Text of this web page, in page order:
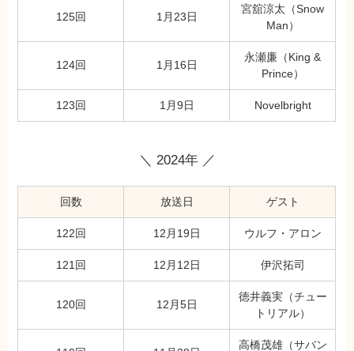
125回 1月23日
宮舘涼太（Snow
Man）
124回 1月16日
永瀬廉（King &
Prince）
123回 1月9日 Novelbright
＼ 2024年 ／
回数 放送日 ゲスト
122回 12月19日 ウルフ・アロン
121回 12月12日 伊沢拓司
120回 12月5日
徳井義実（チュー
トリアル）
高橋茂雄（サバン